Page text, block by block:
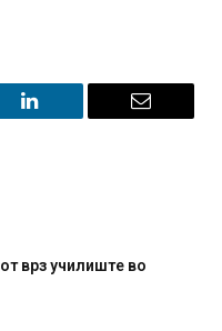
LinkedIn Email
врз училиште во